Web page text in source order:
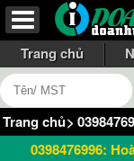
Trang chủ
Trang chủ>
0398476996: